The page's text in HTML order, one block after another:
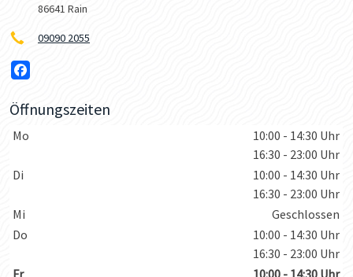
86641 Rain
09090 2055
Öffnungszeiten
Wochentage / Monate
Öffnungszeiten / Hinweise
Mo
10:00 - 14:30 Uhr
16:30 - 23:00 Uhr
Di
10:00 - 14:30 Uhr
16:30 - 23:00 Uhr
Mi
Geschlossen
Do
10:00 - 14:30 Uhr
16:30 - 23:00 Uhr
Fr
10:00 - 14:30 Uhr